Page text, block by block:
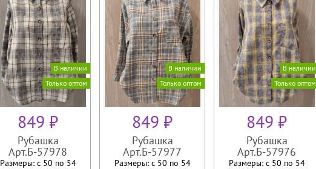
В наличии
Только оптом
849 ₽
Рубашка
Арт.Б-57978
Размеры: с 50 по 54
В наличии
Только оптом
849 ₽
Рубашка
Арт.Б-57977
Размеры: с 50 по 54
В наличии
Только оптом
849 ₽
Рубашка
Арт.Б-57976
Размеры: с 50 по 54